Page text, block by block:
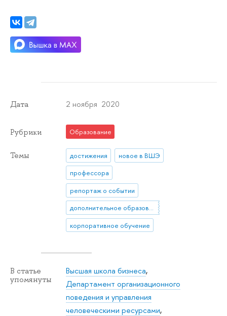
Дата 2 ноября 2020
Рубрики Образование
Темы достижения
новое в ВШЭ
профессора
репортаж о событии
дополнительное образование
корпоративное обучение
В статье
упомянуты
Высшая школа бизнеса,
Департамент организационного
поведения и управления
человеческими ресурсами,